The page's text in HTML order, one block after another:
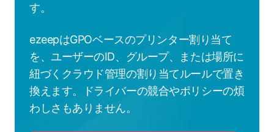
す。
ezeepはGPOベースのプリンター割り当て
を、ユーザーのID、グループ、または場所に
紐づくクラウド管理の割り当てルールで置き
換えます。ドライバーの競合やポリシーの煩
わしさもありません。